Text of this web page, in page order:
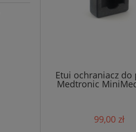
Etui ochraniacz do
Medtronic
99,00 zł